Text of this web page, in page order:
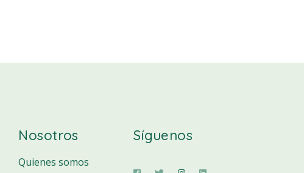
Nosotros
Quienes somos
Síguenos